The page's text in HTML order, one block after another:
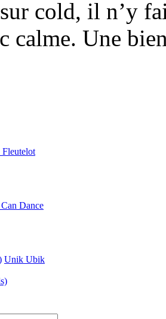
cold, il n’y
calme. Une
Dance
Unik Ubik